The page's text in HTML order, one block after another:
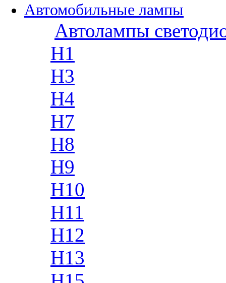
Автомобильные лампы
Автолампы
H1
H3
H4
H7
H8
H9
H10
H11
H12
H13